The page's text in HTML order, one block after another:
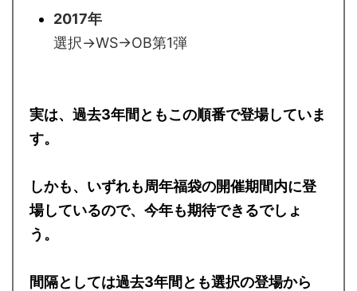
2017年
選択→WS→OB第1弾
実は、過去3年間ともこの順番で登場していま
す。
しかも、いずれも周年福袋の開催期間内に登
場しているので、今年も期待できるでしょ
う。
間隔としては過去3年間とも選択の登場から